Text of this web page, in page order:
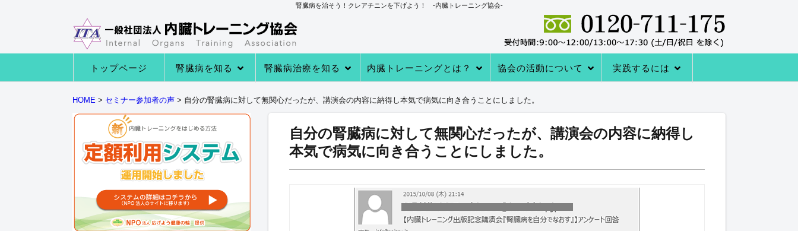
腎臓病を治そう！クレアチニンを下げよう！ -内臓トレーニング協会-
トップページ 腎臓病を知る 腎臓病治療を知る 内臓トレーニングとは？
ップ
える
ール
協会の活動について 実践するには
HOME > セミナー参加者の声 > 自分の腎臓病に対して無関心だったが、講演会の内容に納得し本気で病気に向き合うことにしました。
自分の腎臓病に対して無関心だったが、講演会の内容に納得し
本気で病気に向き合うことにしました。